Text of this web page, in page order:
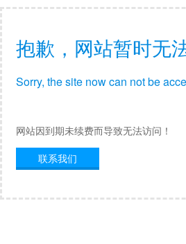
抱歉，网站暂时无
Sorry, the site now can not be
网站因到期未续费而导致无法访问！
联系我们